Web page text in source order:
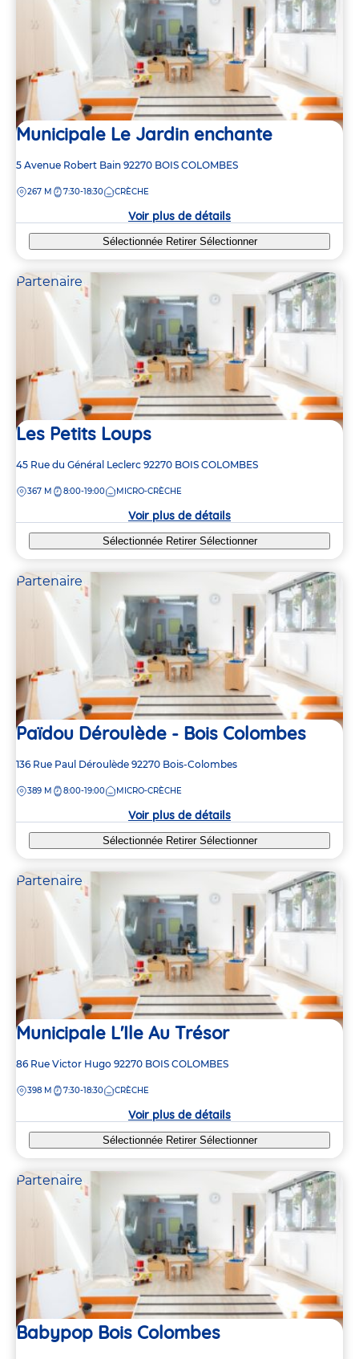
Municipale Le Jardin enchante
Adresse
la
5 Avenue Robert Bain 92270 BOIS COLOMBES
DISTANCE
267 M 7:30-18:30 CRÈCHE
Voir plus de détails
Sélectionnée Retirer Sélectionner
Partenaire
Les Petits Loups
Adresse
la
45 Rue du Général Leclerc 92270 BOIS COLOMBES
DISTANCE
367 M 8:00-19:00 MICRO-CRÈCHE
Voir plus de détails
Sélectionnée Retirer Sélectionner
Partenaire
Païdou Déroulède - Bois Colombes
Adresse
la
136 Rue Paul Déroulède 92270 Bois-Colombes
DISTANCE
389 M 8:00-19:00 MICRO-CRÈCHE
Voir plus de détails
Sélectionnée Retirer Sélectionner
Partenaire
Municipale L'Ile Au Trésor
Adresse
la
86 Rue Victor Hugo 92270 BOIS COLOMBES
DISTANCE
398 M 7:30-18:30 CRÈCHE
Voir plus de détails
Sélectionnée Retirer Sélectionner
Partenaire
Babypop Bois Colombes